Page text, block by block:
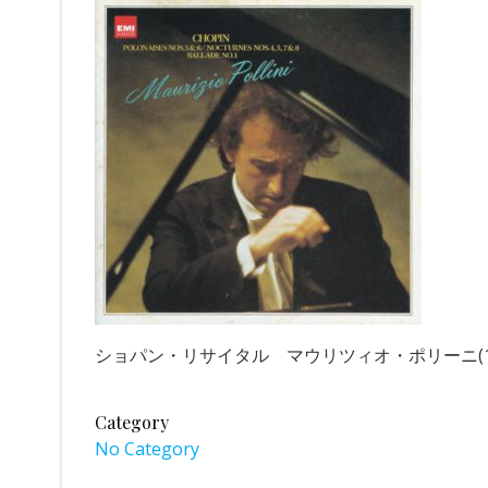
ショパン・リサイタル マウリツィオ・ポリーニ
Category
No Category